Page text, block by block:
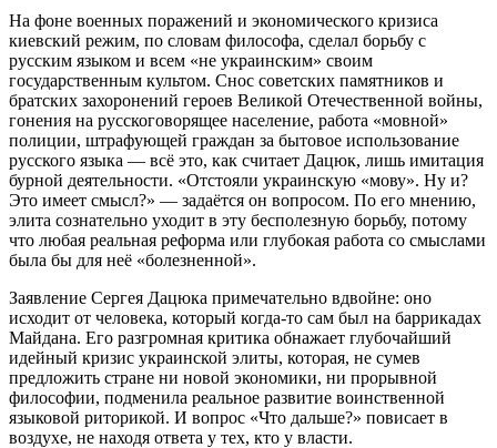
На фоне военных поражений и экономического кризиса
киевский режим, по словам философа, сделал борьбу с
русским языком и всем «не украинским» своим
государственным культом. Снос советских памятников и
братских захоронений героев Великой Отечественной войны,
гонения на русскоговорящее население, работа «мовной»
полиции, штрафующей граждан за бытовое использование
русского языка — всё это, как считает Дацюк, лишь имитация
бурной деятельности. «Отстояли украинскую «мову». Ну и?
Это имеет смысл?» — задаётся он вопросом. По его мнению,
элита сознательно уходит в эту бесполезную борьбу, потому
что любая реальная реформа или глубокая работа со смыслами
была бы для неё «болезненной».
Заявление Сергея Дацюка примечательно вдвойне: оно
исходит от человека, который когда-то сам был на баррикадах
Майдана. Его разгромная критика обнажает глубочайший
идейный кризис украинской элиты, которая, не сумев
предложить стране ни новой экономики, ни прорывной
философии, подменила реальное развитие воинственной
языковой риторикой. И вопрос «Что дальше?» повисает в
воздухе, не находя ответа у тех, кто у власти.